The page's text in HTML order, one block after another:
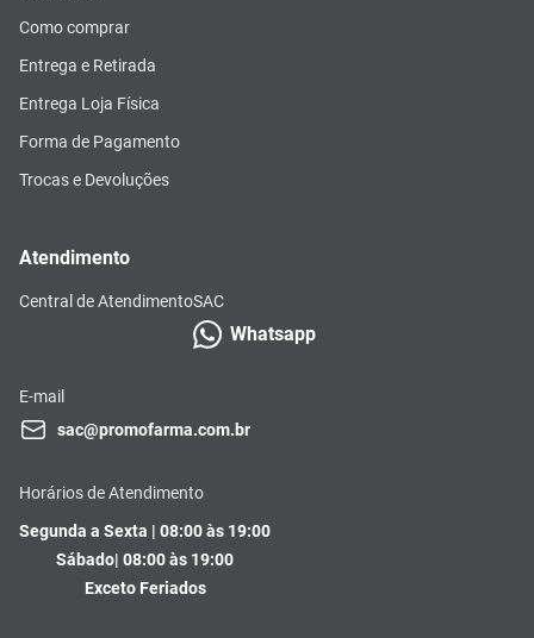
Como comprar
Entrega e Retirada
Entrega Loja Física
Forma de Pagamento
Trocas e Devoluções
Atendimento
Central de AtendimentoSAC
Whatsapp
E-mail
sac@promofarma.com.br
Horários de Atendimento
Segunda a Sexta | 08:00 às 19:00
Sábado| 08:00 às 19:00
Exceto Feriados